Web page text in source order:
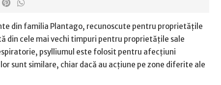
din familia Plantago, recunoscute pentru proprietățile
din cele mai vechi timpuri pentru proprietățile sale
psylliumul este folosit pentru afecțiuni
sunt similare, chiar dacă au acțiune pe zone diferite ale